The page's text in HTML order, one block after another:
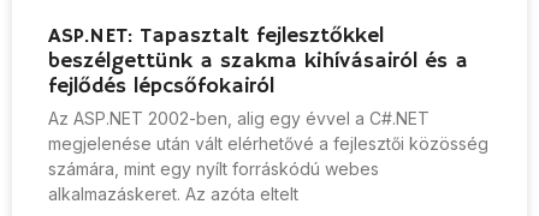
ASP.NET: Tapasztalt fejlesztőkkel
beszélgettünk a szakma kihívásairól és a
fejlődés lépcsőfokairól
Az ASP.NET 2002-ben, alig egy évvel a C#.NET
megjelenése után vált elérhetővé a fejlesztői közösség
számára, mint egy nyílt forráskódú webes
alkalmazáskeret. Az azóta eltelt